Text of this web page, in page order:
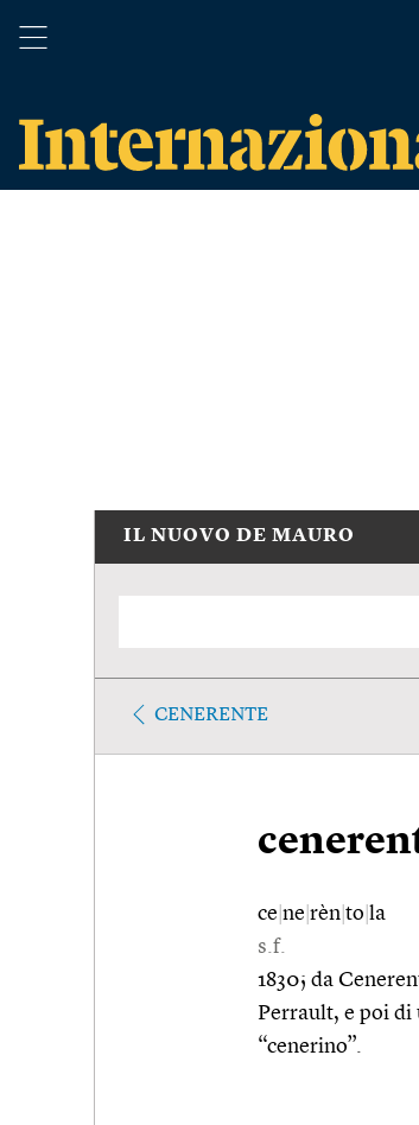
IL NUOVO DE MAURO
CENERENTE
ce ne rèn to la
s.f.
1830; da
Perrault, e poi di
“cenerino”.